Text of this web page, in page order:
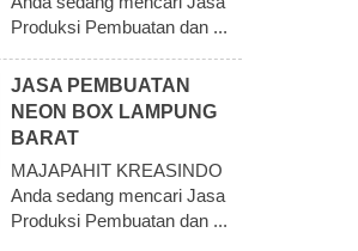
Produksi Pembuatan dan ...
JASA PEMBUATAN
NEON BOX LAMPUNG
BARAT
MAJAPAHIT KREASINDO
Anda sedang mencari Jasa
Produksi Pembuatan dan ...